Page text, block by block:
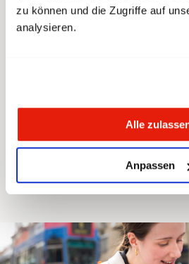
zu können und die Zugriffe auf
analysieren.
Alle
Anpassen
+6weitere anzeigen